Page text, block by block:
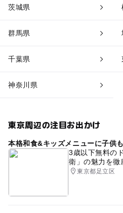
茨城県
群馬県
千葉県
神奈川県
東京周辺の注目お出かけ
本格和食&キッズメニューに子供
3歳以下無料の
衛」の魅力を徹
東京都足立区